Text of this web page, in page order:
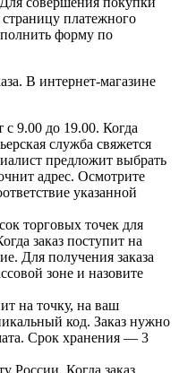
платежного
форму по
В интернет-магазине
с 9.00 до 19.00. Когда
служба свяжется
предложит выбрать
адрес. Осмотрите
указанной
торговых точек для
заказ поступит на
Для получения заказа
зоне и назовите
на точку, на ваш
код. Заказ нужно
Срок хранения — 3
России. Когда заказ